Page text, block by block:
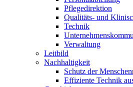
Pflegedirektion
Qualitäts- und
Technik
Verwaltung
Leitbild
Nachhaltigkeit
Schutz der
Effiziente Technik